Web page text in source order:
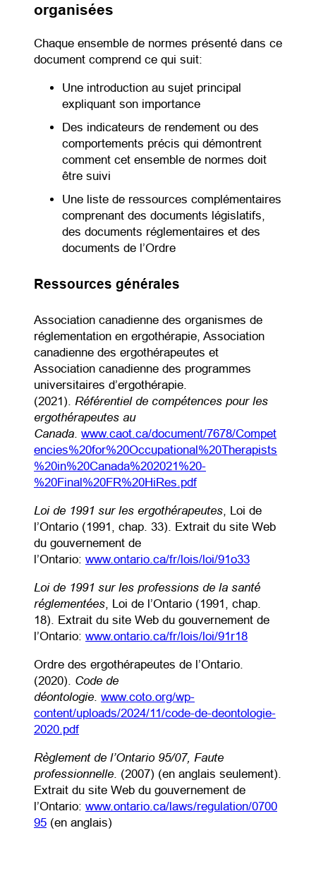
organisées
Chaque ensemble de normes présenté dans ce
document comprend ce qui suit:
Une introduction au sujet principal
expliquant son importance
Des indicateurs de rendement ou des
comportements précis qui démontrent
comment cet ensemble de normes doit
être suivi
Une liste de ressources complémentaires
comprenant des documents législatifs,
des documents réglementaires et des
documents de l’Ordre
Ressources générales
Association canadienne des organismes de
réglementation en ergothérapie, Association
canadienne des ergothérapeutes et
Association canadienne des programmes
universitaires d’ergothérapie.
(2021). Référentiel de compétences pour les
ergothérapeutes au
Canada www.caot.ca/document/7678/Compet
encies%20for%20Occupational%20Therapists
%20in%20Canada%202021%20-
%20Final%20FR%20HiRes.pdf(opens PDF)
(opens in a new tab)
Loi de 1991 sur les ergothérapeutes , Loi de
l’Ontario (1991, chap. 33). Extrait du site Web
du gouvernement de
l’Ontario: www.ontario.ca/fr/lois/loi/91o33(opens in a
Loi de 1991 sur les professions de la santé
réglementées , Loi de l’Ontario (1991, chap.
18). Extrait du site Web du gouvernement de
l’Ontario: www.ontario.ca/fr/lois/loi/91r18(opens in a
Ordre des ergothérapeutes de l’Ontario.
(2020). Code de
déontologie www.coto.org/wp-
content/uploads/2024/11/code-de-deontologie-
2020.pdf(opens PDF)
(opens in a new tab)
Règlement de l’Ontario 95/07, Faute
professionnelle . (2007) (en anglais seulement).
Extrait du site Web du gouvernement de
l’Ontario: www.ontario.ca/laws/regulation/0700
95(opens in a new tab)
(en anglais)